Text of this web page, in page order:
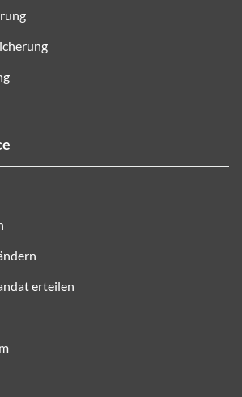
erteilen